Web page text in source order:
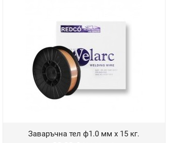
Заваръчна тел ф1.0 мм х 15 кг.